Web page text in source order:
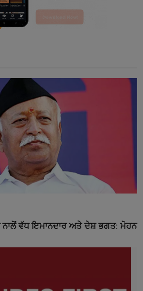
ਨਾਲੋਂ ਵੱਧ ਇਮਾਨਦਾਰ ਅਤੇ ਦੇਸ਼ ਭਗਤ: ਮੋਹਨ